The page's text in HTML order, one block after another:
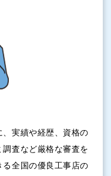
実績や経歴、資格の
査など厳格な審査を
全国の優良工事店の